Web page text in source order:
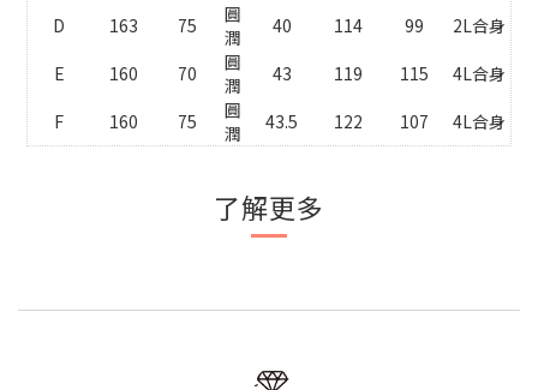
D
163 75
圓
潤
40 114 99
2L合身
E
160 70
圓
潤
43 119 115
4L合身
F
160 75
圓
潤
43.5 122 107 4L合身
了解更多